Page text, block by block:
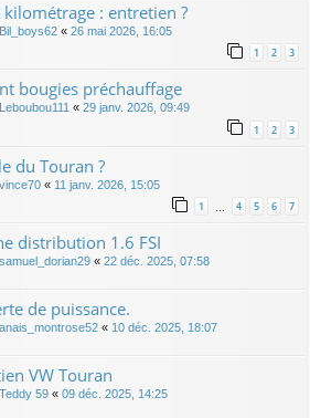
kilométrage : entretien ?
Bil_boys62 « 26 mai 2026, 16:05
1 2 3
bougies préchauffage
Leboubou111 « 29 janv. 2026, 09:49
1 2 3
du Touran ?
vince70 « 11 janv. 2026, 15:05
1 4 5 6 7
distribution 1.6 FSI
samuel_dorian29 « 22 déc. 2025, 07:58
de puissance.
anais_montrose52 « 10 déc. 2025, 18:07
VW Touran
Teddy 59 « 09 déc. 2025, 14:25